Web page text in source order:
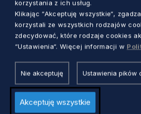
ZDROWIE
Kwarantanna i izolacja –
Ministerstwa Zdrowia. Co
korzystania z ich usług.
Klikając “Akceptuję wszystkie“,
korzystali ze wszystkich rodzajów
zdecydować, które rodzaje cookies
“Ustawienia“. Więcej informacji w
Nie akceptuję Ustawienia pików
Akceptuję wszystkie